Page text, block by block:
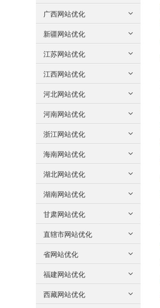
广西网站优化
新疆网站优化
江苏网站优化
江西网站优化
河北网站优化
河南网站优化
浙江网站优化
海南网站优化
湖北网站优化
湖南网站优化
甘肃网站优化
直辖市网站优化
省网站优化
福建网站优化
西藏网站优化